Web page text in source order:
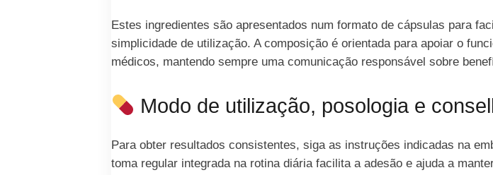
Estes ingredientes são apresentados num formato de cápsulas para
simplicidade de utilização. A composição é orientada para apoiar o
médicos, mantendo sempre uma comunicação responsável sobre
Modo de utilização, posologia e
Para obter resultados consistentes, siga as instruções indicadas na
toma regular integrada na rotina diária facilita a adesão e ajuda a